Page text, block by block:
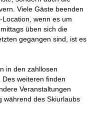
Viele Gäste beenden
wenn es um
üben sich die
gegangen sind, ist es
in den zahllosen
weiteren finden
Veranstaltungen
während des Skiurlaubs